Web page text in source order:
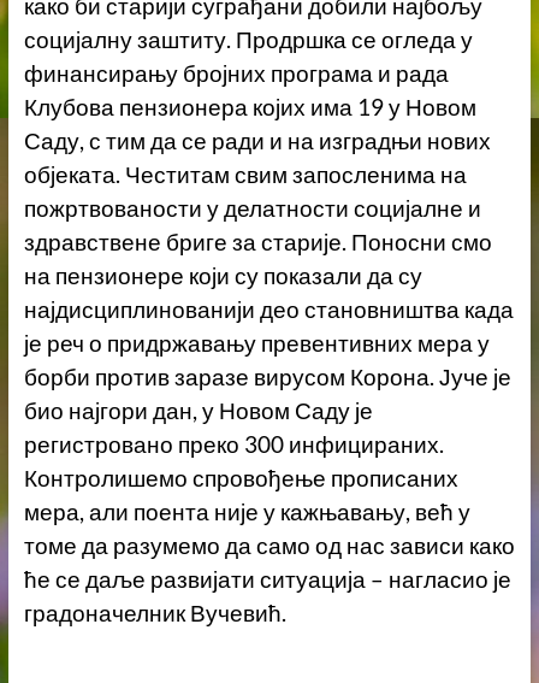
како би старији суграђани добили најбољу
социјалну заштиту. Продршка се огледа у
финансирању бројних програма и рада
Клубова пензионера којих има 19 у Новом
Саду, с тим да се ради и на изградњи нових
објеката. Честитам свим запосленима на
пожртвованости у делатности социјалне и
здравствене бриге за старије. Поносни смо
на пензионере који су показали да су
најдисциплинованији део становништва када
је реч о придржавању превентивних мера у
борби против заразе вирусом Корона. Јуче је
био најгори дан, у Новом Саду је
регистровано преко 300 инфицираних.
Контролишемо спровођење прописаних
мера, али поента није у кажњавању, већ у
томе да разумемо да само од нас зависи како
ће се даље развијати ситуација – нагласио је
градоначелник Вучевић.